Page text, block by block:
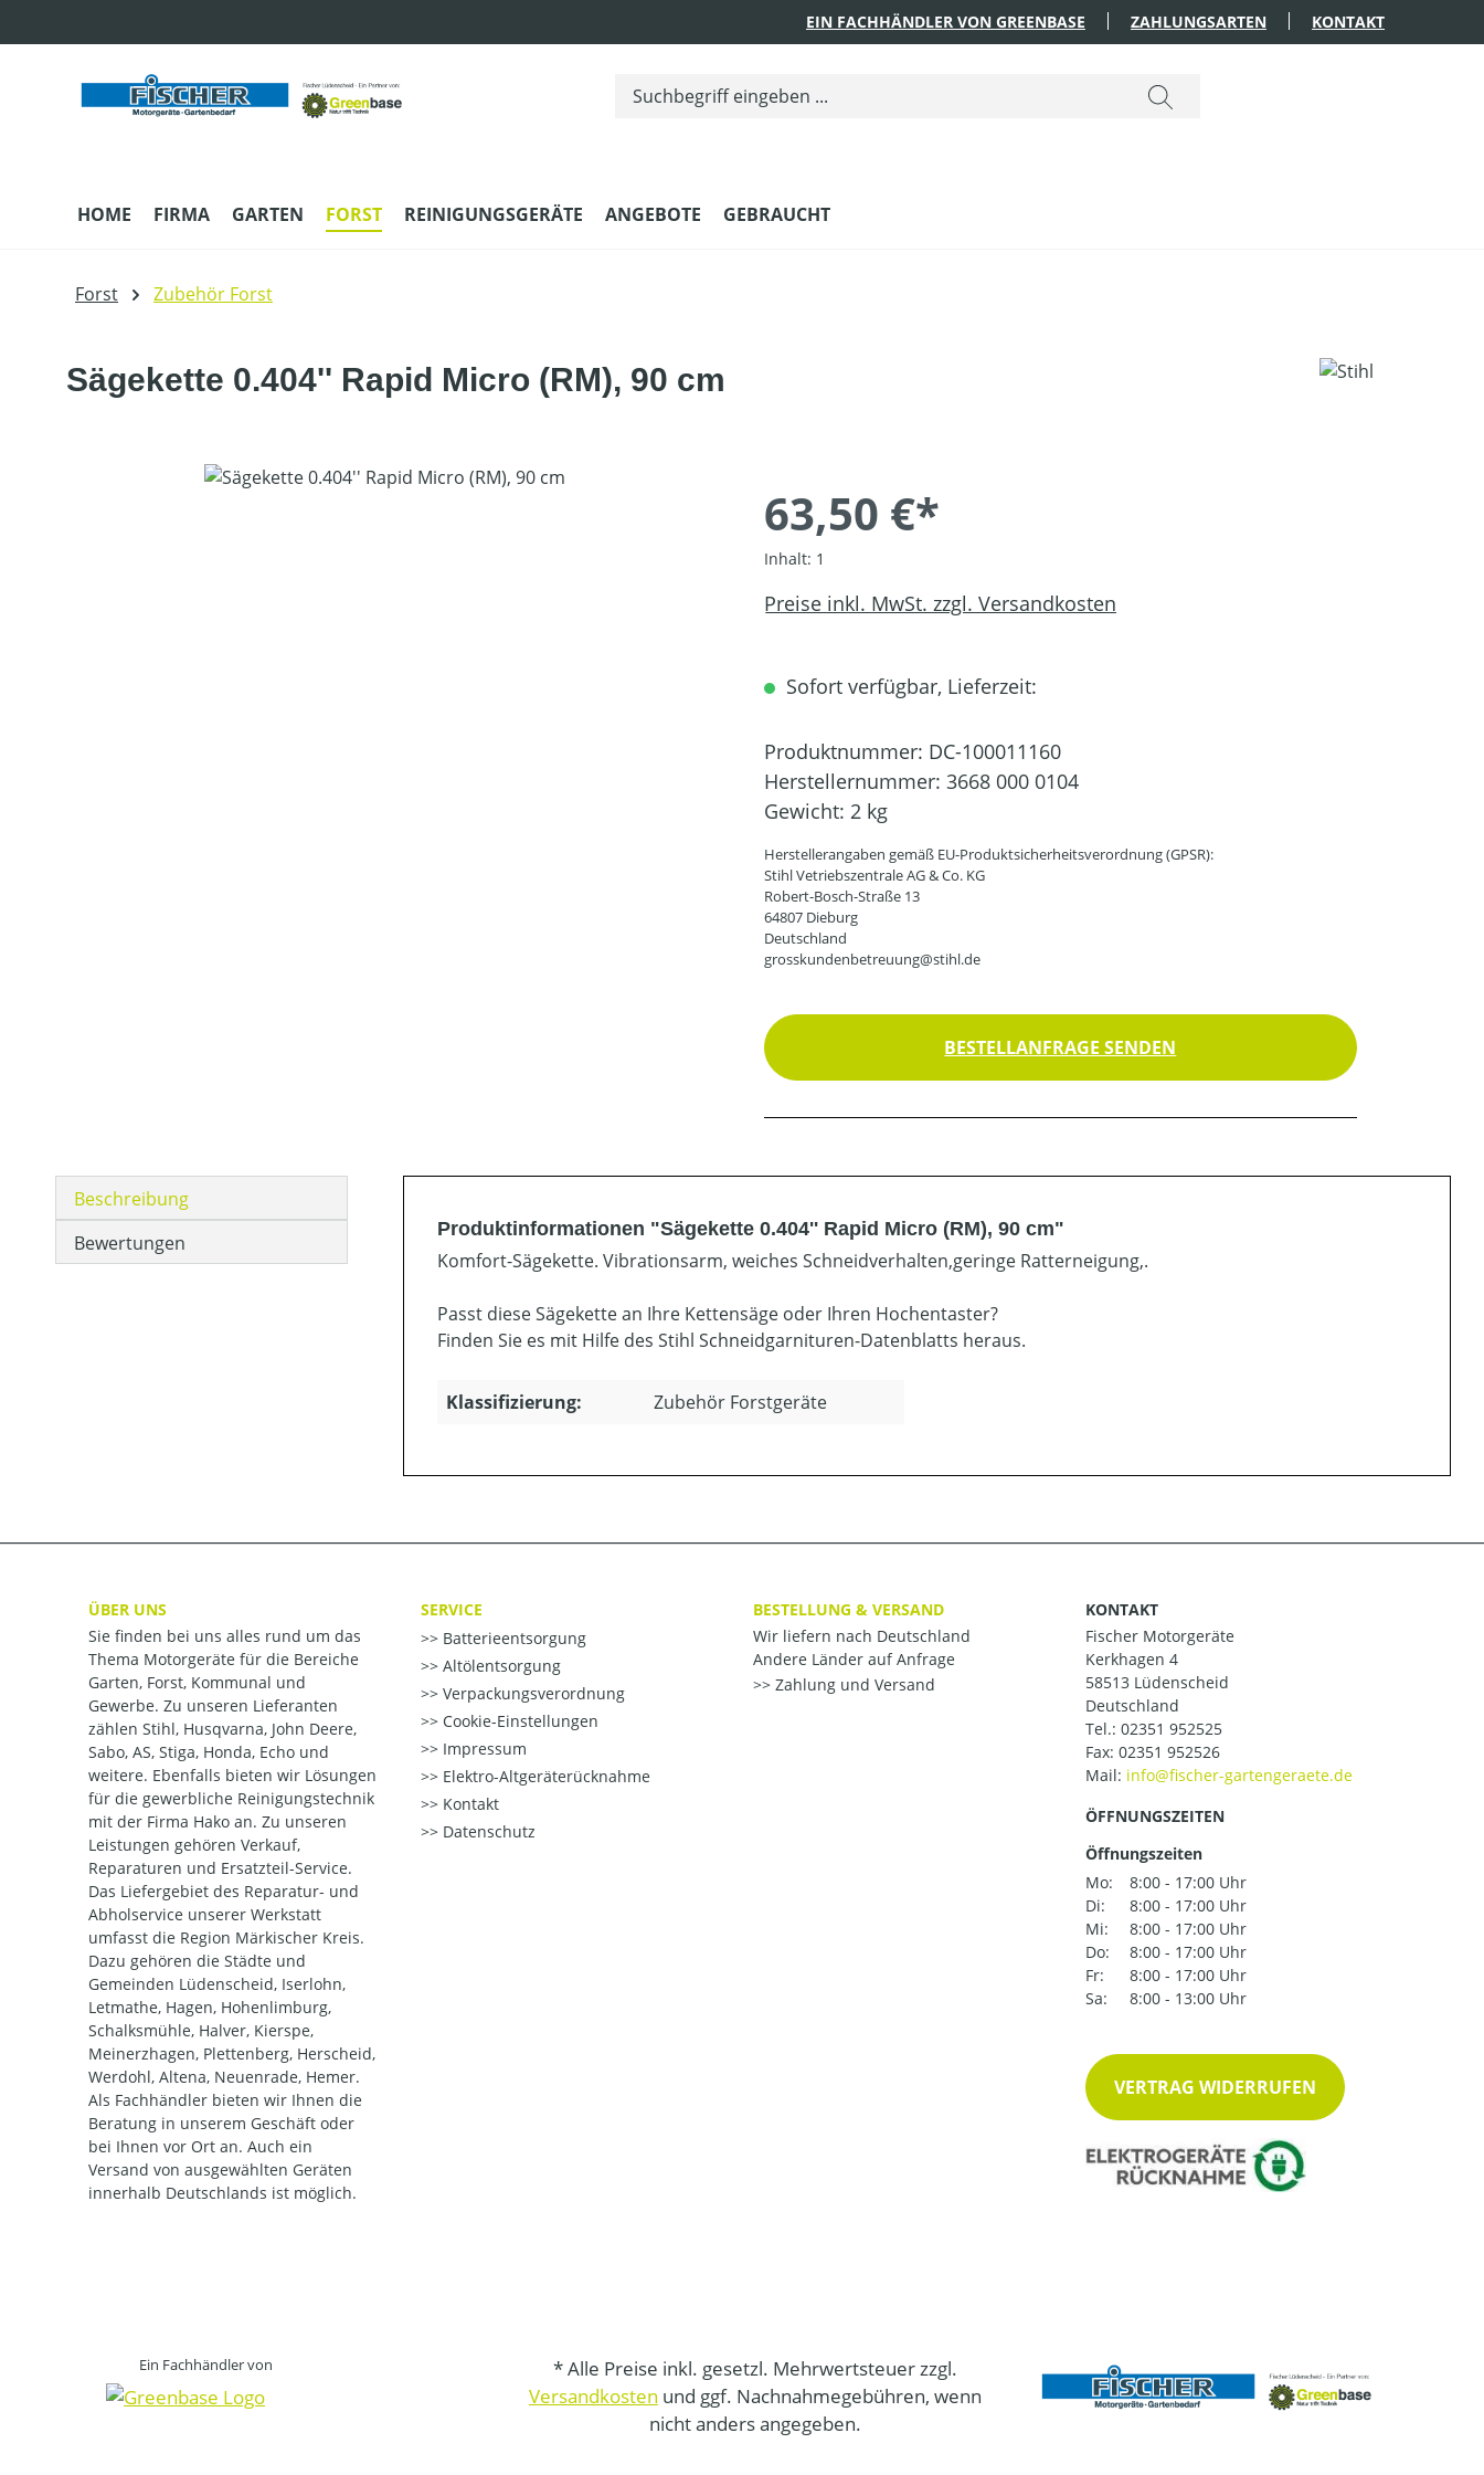
EIN FACHHÄNDLER VON GREENBASE ZAHLUNGSARTEN KONTAKT
HOME FIRMA GARTEN FORST REINIGUNGSGERÄTE ANGEBOTE GEBRAUCHT
Forst Zubehör Forst
Sägekette 0.404'' Rapid Micro (RM), 90 cm
Bildergalerie überspringen
63,50 €*
Inhalt: 1
Preise inkl. MwSt. zzgl. Versandkosten
Sofort verfügbar, Lieferzeit:
Produktnummer: DC-100011160
Herstellernummer: 3668 000 0104
Gewicht: 2 kg
Herstellerangaben gemäß EU-Produktsicherheitsverordnung (GPSR):
Stihl Vetriebszentrale AG & Co. KG
Robert-Bosch-Straße 13
64807 Dieburg
Deutschland
grosskundenbetreuung@stihl.de
BESTELLANFRAGE SENDEN
Beschreibung
Bewertungen
Produktinformationen "Sägekette 0.404'' Rapid Micro (RM), 90 cm"
Komfort-Sägekette. Vibrationsarm, weiches Schneidverhalten,geringe Ratterneigung,.
Passt diese Sägekette an Ihre Kettensäge oder Ihren Hochentaster?
Finden Sie es mit Hilfe des Stihl Schneidgarnituren-Datenblatts heraus.
Klassifizierung: Zubehör Forstgeräte
ÜBER UNS
Sie finden bei uns alles rund um das
Thema Motorgeräte für die Bereiche
Garten, Forst, Kommunal und
Gewerbe. Zu unseren Lieferanten
zählen Stihl, Husqvarna, John Deere,
Sabo, AS, Stiga, Honda, Echo und
weitere. Ebenfalls bieten wir Lösungen
für die gewerbliche Reinigungstechnik
mit der Firma Hako an. Zu unseren
Leistungen gehören Verkauf,
Reparaturen und Ersatzteil-Service.
Das Liefergebiet des Reparatur- und
Abholservice unserer Werkstatt
umfasst die Region Märkischer Kreis.
Dazu gehören die Städte und
Gemeinden Lüdenscheid, Iserlohn,
Letmathe, Hagen, Hohenlimburg,
Schalksmühle, Halver, Kierspe,
Meinerzhagen, Plettenberg, Herscheid,
Werdohl, Altena, Neuenrade, Hemer.
Als Fachhändler bieten wir Ihnen die
Beratung in unserem Geschäft oder
bei Ihnen vor Ort an. Auch ein
Versand von ausgewählten Geräten
innerhalb Deutschlands ist möglich.
SERVICE
Batterieentsorgung
Altölentsorgung
Verpackungsverordnung
Cookie-Einstellungen
Impressum
Elektro-Altgeräterücknahme
Kontakt
Datenschutz
BESTELLUNG & VERSAND
Wir liefern nach Deutschland
Andere Länder auf Anfrage
Zahlung und Versand
KONTAKT
Fischer Motorgeräte
Kerkhagen 4
58513 Lüdenscheid
Deutschland
Tel.: 02351 952525
Fax: 02351 952526
Mail:
ÖFFNUNGSZEITEN
Öffnungszeiten
Mo:
8:00 - 17:00 Uhr
Di:
8:00 - 17:00 Uhr
Mi:
8:00 - 17:00 Uhr
Do:
8:00 - 17:00 Uhr
Fr:
8:00 - 17:00 Uhr
Sa:
8:00 - 13:00 Uhr
VERTRAG WIDERRUFEN
Ein Fachhändler von
* Alle Preise inkl. gesetzl. Mehrwertsteuer zzgl.
Versandkosten und ggf. Nachnahmegebühren, wenn
nicht anders angegeben.